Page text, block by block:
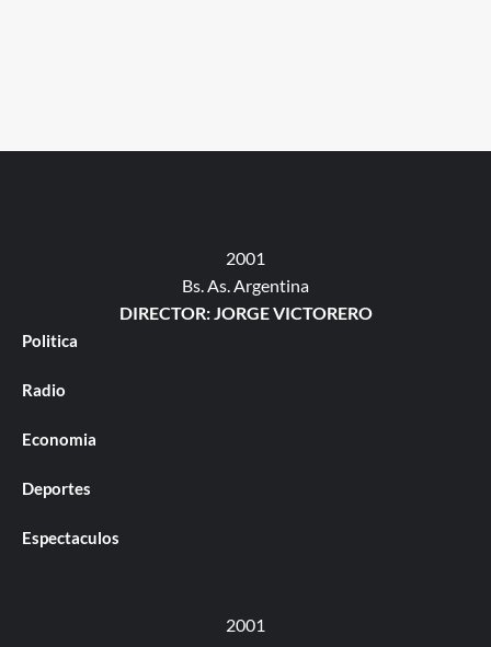
2001
Bs. As. Argentina
DIRECTOR: JORGE VICTORERO
Politica
Radio
Economia
Deportes
Espectaculos
2001